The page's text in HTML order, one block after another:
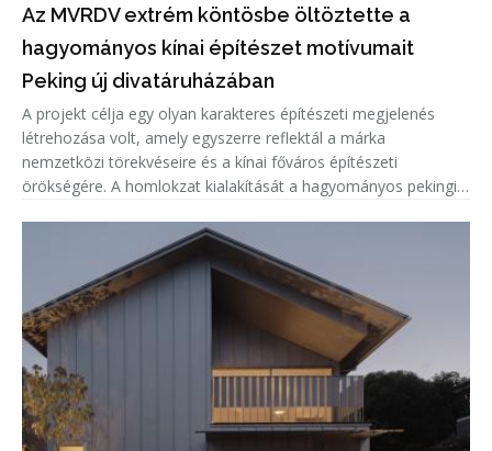
Az MVRDV extrém köntösbe öltöztette a
hagyományos kínai építészet motívumait
Peking új divatáruházában
A projekt célja egy olyan karakteres építészeti megjelenés
létrehozása volt, amely egyszerre reflektál a márka
nemzetközi törekvéseire és a kínai főváros építészeti
örökségére. A homlokzat kialakítását a hagyományos pekingi
formavilággal és innovat